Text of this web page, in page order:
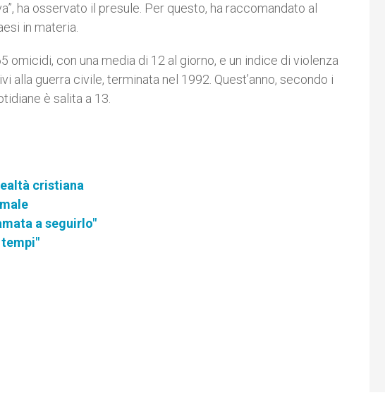
ha osservato il presule. Per questo, ha raccomandato al
in materia.
omicidi, con una media di 12 al giorno, e un indice di violenza
guerra civile, terminata nel 1992. Quest’anno, secondo i
è salita a 13.
cristiana
a seguirlo"